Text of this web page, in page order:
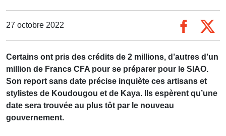
27 octobre 2022
Certains ont pris des crédits de 2 millions, d’autres d’un
million de Francs CFA pour se préparer pour le SIAO.
Son report sans date précise inquiète ces artisans et
stylistes de Koudougou et de Kaya. Ils espèrent qu’une
date sera trouvée au plus tôt par le nouveau
gouvernement.